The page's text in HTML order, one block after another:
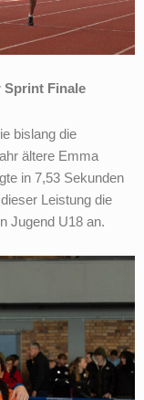
Sprint Finale
bislang die
ältere Emma
in 7,53 Sekunden
Leistung die
Jugend U18 an.